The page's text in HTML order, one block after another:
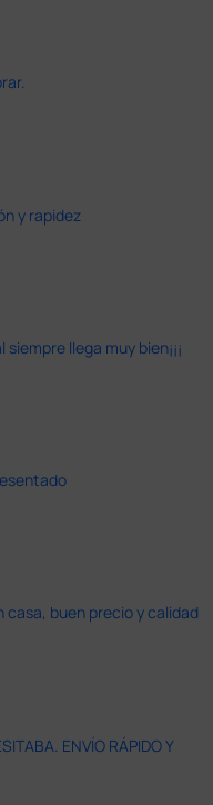
y rapidez
llega muy bien¡¡¡
casa, buen precio y calidad
ENVÍO RÁPIDO Y